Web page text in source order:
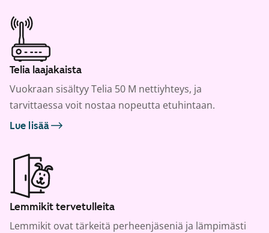
Telia laajakaista
Vuokraan sisältyy Telia 50 M nettiyhteys, ja
tarvittaessa voit nostaa nopeutta etuhintaan.
Lue lisää
Lemmikit tervetulleita
Lemmikit ovat tärkeitä perheenjäseniä ja lämpimästi